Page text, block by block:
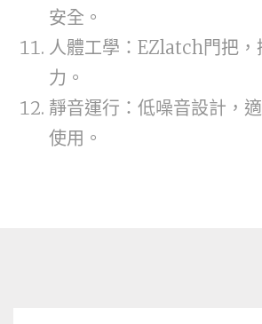
安全。
人體工學：EZlatch門把，
力。
靜音運行：低噪音設計，
使用。